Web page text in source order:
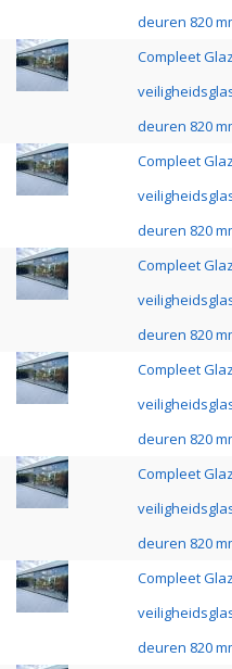
deuren 820
Compleet
deuren 820
Compleet
deuren 820
Compleet
deuren 820
Compleet
deuren 820
Compleet
deuren 820
Compleet
deuren 820